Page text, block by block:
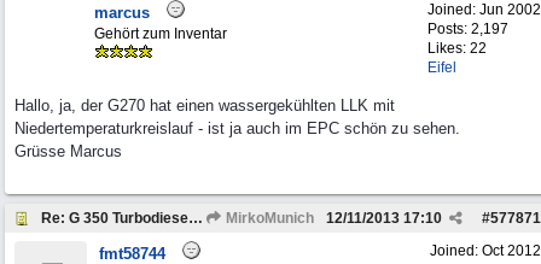
Joined: Jun 2002
Posts: 2,197
Likes: 22
Eifel
marcus
Gehört zum Inventar
Hallo, ja, der G270 hat einen wassergekühlten LLK mit
Niedertemperaturkreislauf - ist ja auch im EPC schön zu sehen.
Grüsse Marcus
Re: G 350 Turbodiesel Brabus Intercooler MirkoMunich #577871
12/11/2013 17:10
Joined: Oct 2012
fmt58744